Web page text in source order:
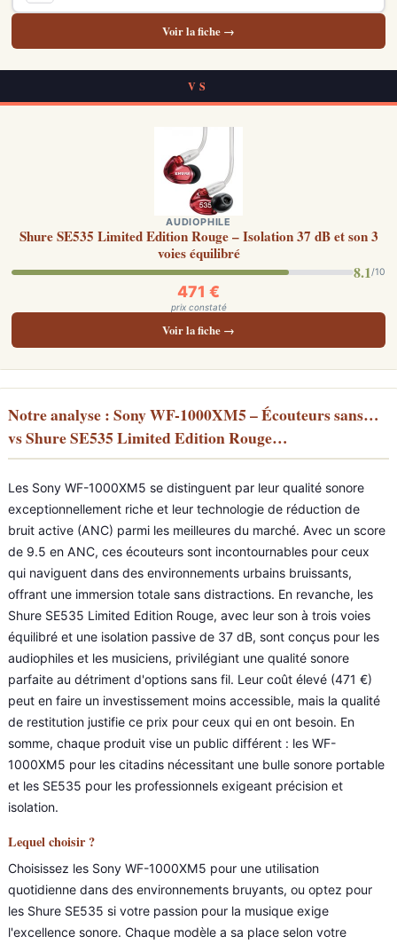
Voir la fiche →
VS
AUDIOPHILE
Shure SE535 Limited Edition Rouge – Isolation 37 dB et son 3
voies équilibré
8.1/10
471 €
prix constaté
Voir la fiche →
Notre analyse : Sony WF-1000XM5 – Écouteurs sans…
vs Shure SE535 Limited Edition Rouge…
Les Sony WF-1000XM5 se distinguent par leur qualité sonore
exceptionnellement riche et leur technologie de réduction de
bruit active (ANC) parmi les meilleures du marché. Avec un score
de 9.5 en ANC, ces écouteurs sont incontournables pour ceux
qui naviguent dans des environnements urbains bruissants,
offrant une immersion totale sans distractions. En revanche, les
Shure SE535 Limited Edition Rouge, avec leur son à trois voies
équilibré et une isolation passive de 37 dB, sont conçus pour les
audiophiles et les musiciens, privilégiant une qualité sonore
parfaite au détriment d'options sans fil. Leur coût élevé (471 €)
peut en faire un investissement moins accessible, mais la qualité
de restitution justifie ce prix pour ceux qui en ont besoin. En
somme, chaque produit vise un public différent : les WF-
1000XM5 pour les citadins nécessitant une bulle sonore portable
et les SE535 pour les professionnels exigeant précision et
isolation.
Lequel choisir ?
Choisissez les Sony WF-1000XM5 pour une utilisation
quotidienne dans des environnements bruyants, ou optez pour
les Shure SE535 si votre passion pour la musique exige
l'excellence sonore. Chaque modèle a sa place selon votre